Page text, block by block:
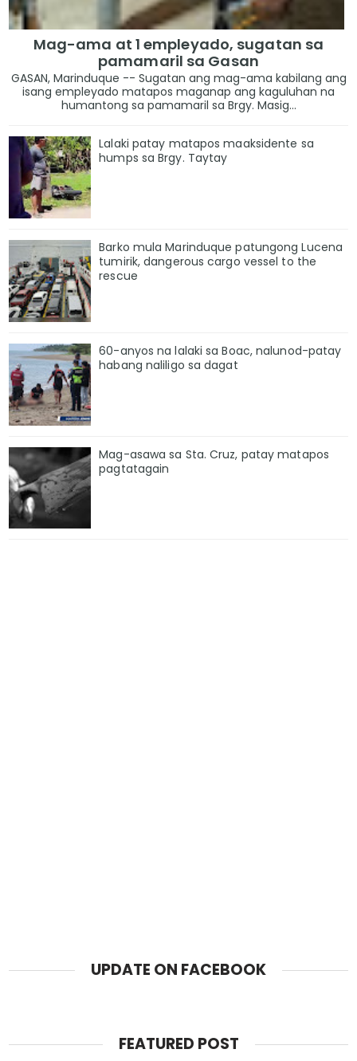
Mag-ama at 1 empleyado, sugatan sa
pamamaril sa Gasan
GASAN, Marinduque -- Sugatan ang mag-ama kabilang ang
isang empleyado matapos maganap ang kaguluhan na
humantong sa pamamaril sa Brgy. Masig...
Lalaki patay matapos maaksidente sa
humps sa Brgy. Taytay
Barko mula Marinduque patungong Lucena
tumirik, dangerous cargo vessel to the
rescue
60-anyos na lalaki sa Boac, nalunod-patay
habang naliligo sa dagat
Mag-asawa sa Sta. Cruz, patay matapos
pagtatagain
UPDATE ON FACEBOOK
FEATURED POST